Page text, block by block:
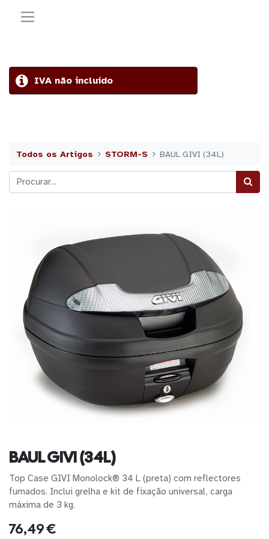
IVA não incluído
Todos os Artigos STORM-S BAUL GIVI (34L)
BAUL GIVI (34L)
Top Case GIVI Monolock® 34 L (preta) com reflectores
fumados. Inclui grelha e kit de fixação universal, carga
máxima de 3 kg.
76,49€